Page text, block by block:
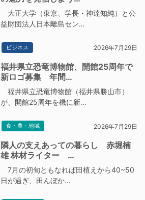
大正大学（東京、学長・神達知純）と公
益財団法人日本離島セン…
ビジネス 2026年7月29日
福井県立恐竜博物館、開館25周年で
新ロゴ募集 年間…
福井県立恐竜博物館（福井県勝山市）
が、開館25周年を機に新…
食・農・地域 2026年7月29日
隣人の支えあっての暮らし 赤堀楠
雄 林材ライター …
7月の初旬ともなれば田植えから40~50
日が過ぎ、田んぼか…